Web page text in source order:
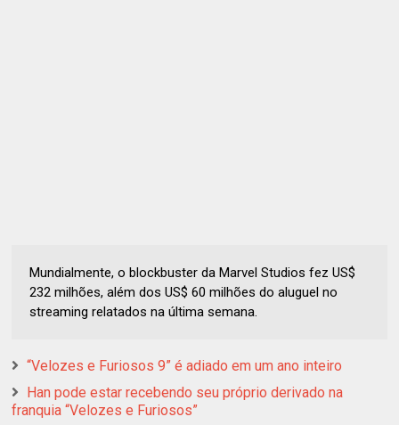
Mundialmente, o blockbuster da Marvel Studios fez US$
232 milhões, além dos US$ 60 milhões do aluguel no
streaming relatados na última semana.
“Velozes e Furiosos 9” é adiado em um ano inteiro
Han pode estar recebendo seu próprio derivado na
franquia “Velozes e Furiosos”